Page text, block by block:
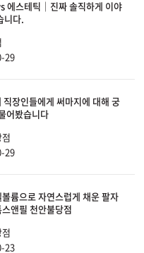
에스테틱｜진짜 솔직하게 이야
니다.
29
장인들에게 써마지에 대해 궁
어봤습니다
29
륨으로 자연스럽게 채운 팔자
앤필 천안불당점
23